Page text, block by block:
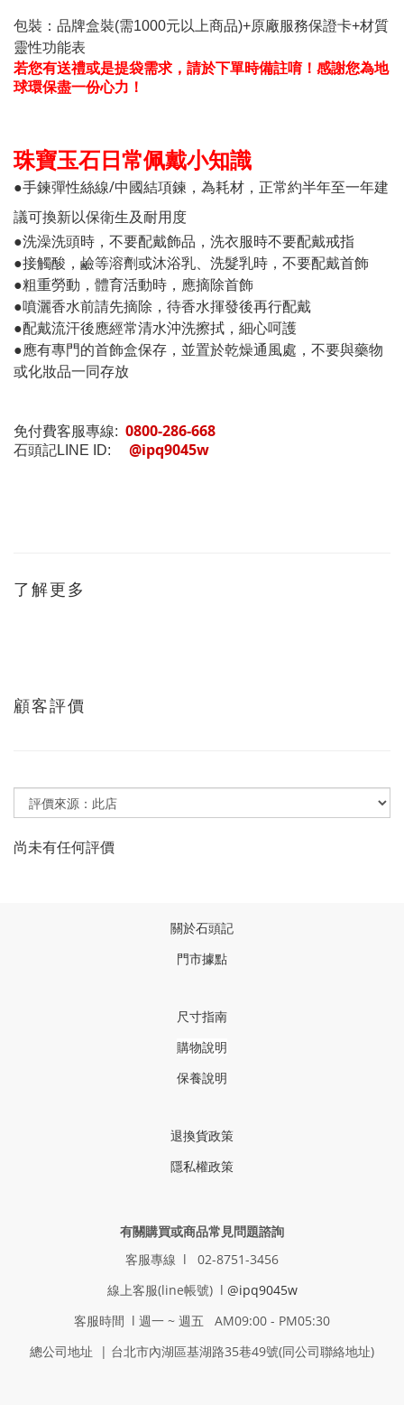
包裝：品牌盒裝(需1000元以上商品)+原廠服務保證卡+材質
靈性功能表
若您有送禮或是提袋需求，請於下單時備註唷！感謝您為地
球環保盡一份心力！
珠寶玉石日常佩戴小知識
●手鍊彈性絲線/中國結項鍊，為耗材，正常約半年至一年建
議可換新以保衛生及耐用度
●洗澡洗頭時，不要配戴飾品，洗衣服時不要配戴戒指
●接觸酸，鹼等溶劑或沐浴乳、洗髮乳時，不要配戴首飾
●粗重勞動，體育活動時，應摘除首飾
●噴灑香水前請先摘除，待香水揮發後再行配戴
●配戴流汗後應經常清水沖洗擦拭，細心呵護
●應有專門的首飾盒保存，並置於乾燥通風處，不要與藥物
或化妝品一同存放
免付費客服專線: 0800-286-668
石頭記LINE ID: @ipq9045w
了解更多
顧客評價
尚未有任何評價
關於石頭記
門市據點
尺寸指南
購物說明
保養說明
退換貨政策
隱私權政策
有關購買或商品常見問題諮詢
客服專線 l 02-8751-3456
線上客服(line帳號) l @ipq9045w
客服時間 l 週一 ~ 週五 AM09:00 - PM05:30
總公司地址 | 台北市內湖區基湖路35巷49號(同公司聯絡地址)